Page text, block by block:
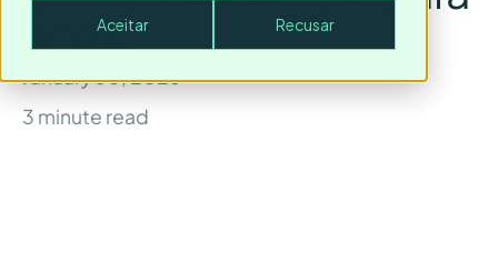
Aceitar Recusar
2024
January 30, 2025
3 minute read